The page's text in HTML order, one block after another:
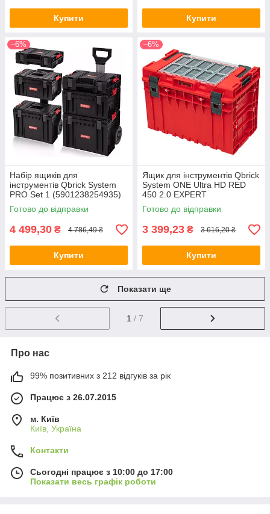
Купити Купити
–6%
Набір ящиків для
інструментів Qbrick System
PRO Set 1 (5901238254935)
(mrk)
Готово до відправки
4 499,30 ₴ 4 786,49 ₴
Купити
–6%
Ящик для інструментів Qbrick
System ONE Ultra HD RED
450 2.0 EXPERT
(5901238258292) (mrk)
Готово до відправки
3 399,23 ₴ 3 616,20 ₴
Купити
Показати ще
1 / 7
Про нас
99% позитивних з 212 відгуків за рік
Працює з 26.07.2015
м. Київ
Київ, Україна
Контакти
Сьогодні працює з 10:00 до 17:00
Показати весь графік роботи